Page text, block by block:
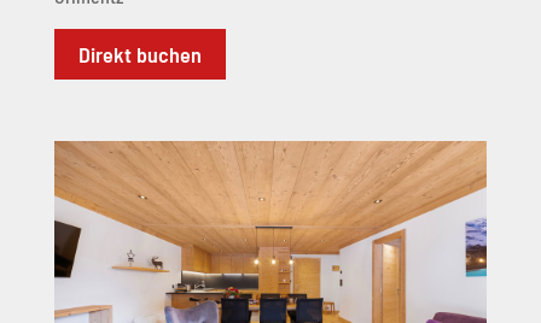
Direkt buchen